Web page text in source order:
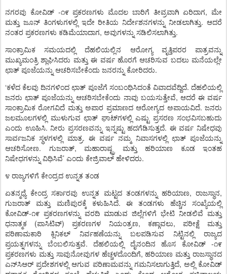
ನಗರವು ಕೋವಿಡ್-೧೯ ಪ್ರಕರಣಗಳು ಮೊದಲ ಬಾರಿಗೆ ತೀವ್ರವಾಗಿ ಏರಿದಾಗ, ಮೇ
ಮತ್ತು ಜೂನ್ ತಿಂಗಳುಗಳಲ್ಲಿ ಇದೇ ರೀತಿಯ ನಿರ್ದೇಶನಗಳನ್ನು ನೀಡಲಾಗಿತ್ತು.ಆದರೆ
ನಂತರ ಪ್ರಕರಣಗಳು ಕಡಿಮೆಯಾದಾಗ, ಅವುಗಳನ್ನು ಸಡಿಲಿಸಲಾಗಿತ್ತು.
ಸಾಂಕ್ರಾಮಿಕ ಸಮಯದಲ್ಲಿ ದೆಹಲಿಯಲ್ಲಿನ ಆರೋಗ್ಯ ವೃತ್ತಿಪರರ
ಪಾತ್ರವನ್ನು
ಮುಖ್ಯಮಂತ್ರಿ ಶ್ಲಾಘಿಸಿದರು ಮತ್ತು ಈ ವರ್ಷ ಹೊರಗೆ ಆಚರಿಸುವ ಬದಲು ಮನೆಯಲ್ಲೇ
ಛಾತ್ ಪೂಜೆಯನ್ನು ಆಚರಿಸಬೇಕೆಂದು ಜನರನ್ನು ಕೋರಿದರು.
‘ಕಳೆದ ಕೆಲವು ದಿನಗಳಿಂದ ಛಾತ್ ಪೂಜೆಗೆ ಸಂಬಂಧಿಸಿದಂತೆ ವಿವಾದವೆದ್ದಿದೆ.ದೆಹಲಿಯಲ್ಲಿ
ಜನರು ಛಾತ್ ಪೂಜೆಯನ್ನು ಆಚರಿಸಬೇಕೆಂದು ನಾವು ಬಯಸುತ್ತೇವೆ, ಆದರೆ ಈ ವರ್ಷ
ಸಾಂಕ್ರಾಮಿಕ ರೋಗವಿದೆ ಮತ್ತು ಅಪಾರ ಪ್ರಮಾಣದ ಆರೋಗ್ಯದ ಅಪಾಯವಿದೆ.ಜನರು
ಜಲಮೂಲಗಳಲ್ಲಿ ಮುಳುಗುವ ಛಾತ್ ಘಾಟ್ಗಳಲ್ಲಿ ಎಷ್ಟು ಪ್ರಸರಣ ಸಂಭವಿಸಬಹುದು
ಎಂದು ಊಹಿಸಿ.ನೀರು ಪ್ರಸರಣವನ್ನು ಇನ್ನಷ್ಟು ಹದಗೆಡಿಸುತ್ತದೆ. ಈ ವರ್ಷ ನಿಷೇಧವು
ಸಾರ್ವಜನಿಕ ಸ್ಥಳಗಳಲ್ಲಿ ಮಾತ್ರ. ಈ ವರ್ಷ ನಮ್ಮ ನಿವಾಸಗಳಲ್ಲಿ ಛಾತ್ ಪೂಜೆಯನ್ನು
ಆಚರಿಸೋಣ. ಗುಜರಾತ್, ಮಹಾರಾಷ್ಟ್ರ ಮತ್ತು ಹರಿಯಾಣ ಕೂಡ
ಇಂತಹ
ನಿಷೇಧಗಳನ್ನು ವಿಧಿಸಿವೆ’ ಎಂದು ಕೇಜ್ರಿವಾಲ್ ಹೇಳಿದರು.
೪ ರಾಜ್ಯಗಳಿಗೆ ಕೇಂದ್ರದ ಉನ್ನತ ತಂಡ
ಏತನ್ಮಧ್ಯೆ ಕೇಂದ್ರ ಸರ್ಕಾರವು ಉನ್ನತ ಮಟ್ಟದ ತಂಡಗಳನ್ನು ಹರಿಯಾಣ,ರಾಜಸ್ಥಾನ,
ಗುಜರಾತ್ ಮತ್ತು ಮಣಿಪುರಕ್ಕೆ ಕಳುಹಿಸಿದೆ.ಈ ತಂಡಗಳು ಹೆಚ್ಚಿನ
ಸಂಖ್ಯೆಯಲ್ಲಿ
ಕೋವಿಡ್-೧೯ ಪ್ರಕರಣಗಳನ್ನು ವರದಿ ಮಾಡುವ ಜಿಲ್ಲೆಗಳಿಗೆ ಭೇಟಿ ನೀಡಲಿವೆ ಮತ್ತು
ಧನಾತ್ಮಕ
(ಪಾಸಿಟಿವ್)ಪ್ರಕರಣಗಳ ನಿಯಂತ್ರಣ, ಕಣ್ಗಾವಲು, ಪರೀಕ್ಷೆ
ಮತ್ತು
ಪರಿಣಾಮಕಾರಿ
ಕ್ಲಿನಿಕಲ್ ನಿರ್ವಹಣೆಯನ್ನು ಬಲಪಡಿಸುವ ನಿಟ್ಟಿನಲ್ಲಿ
ರಾಜ್ಯದ
ಪ್ರಯತ್ನಗಳನ್ನು
ಬೆಂಬಲಿಸುತ್ತವೆ. ದೆಹಲಿಯಲ್ಲಿ ದೈನಂದಿನ ಹೊಸ ಕೋವಿಡ್-೧೯
ಪ್ರಕರಣಗಳು ಮತ್ತು ಸಾವುನೋವುಗಳ ಹೆಚ್ಚಳದೊಂದಿಗೆ,ಹರಿಯಾಣ ಮತ್ತು ರಾಜಸ್ಥಾನದ
ಎನ್ಸಿಆರ್ ಪ್ರದೇಶಗಳಲ್ಲಿ ಆಗುವ ಪರಿಣಾಮವನ್ನು ಗಮನಿಸಲಾಗುತ್ತಿದೆ, ಅಲ್ಲಿ ಕೋವಿಡ್